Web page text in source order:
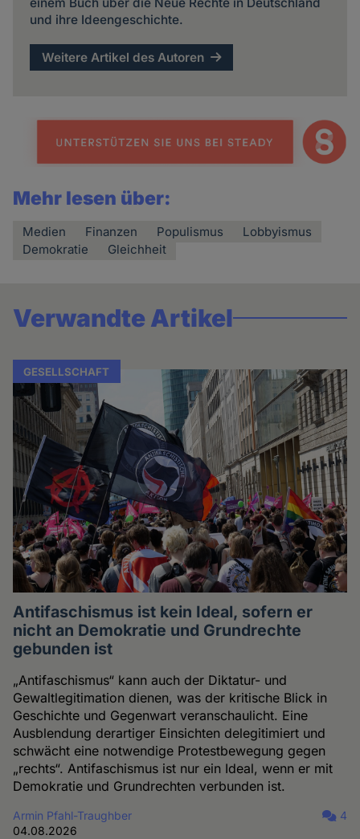
einem Buch über die Neue Rechte in Deutschland
und ihre Ideengeschichte.
Weitere Artikel des Autoren
Mehr lesen über:
Medien Finanzen Populismus
Lobbyismus
Demokratie
Gleichheit
Verwandte Artikel
GESELLSCHAFT
Antifaschismus ist kein Ideal, sofern er
nicht an Demokratie und Grundrechte
gebunden ist
„Antifaschismus“ kann auch der Diktatur- und
Gewaltlegitimation dienen, was der kritische Blick in
Geschichte und Gegenwart veranschaulicht. Eine
Ausblendung derartiger Einsichten delegitimiert und
schwächt eine notwendige Protestbewegung gegen
„rechts“. Antifaschismus ist nur ein Ideal, wenn er mit
Demokratie und Grundrechten verbunden ist.
Armin Pfahl-Traughber
04.08.2026
4